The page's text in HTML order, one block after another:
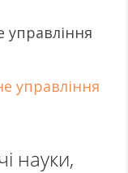
управління
управління
науки,